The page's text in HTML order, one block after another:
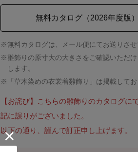
無料カタログ（2026年度版
※無料カタログは、メール便にてお送りさせ
※雛飾りの原寸大の大きさをご確認いただ
します。
※「草木染めの衣裳着雛飾り」は掲載してお
【お詫び】こちらの雛飾りのカタログに
記に誤りがございました。
以下の通り、謹んで訂正申し上げます。